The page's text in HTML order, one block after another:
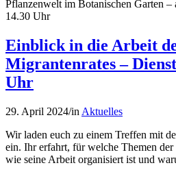
Pflanzenwelt im Botanischen Garten
14.30 Uhr
Einblick in die Arbeit
Migrantenrates –
Uhr
29. April 2024/in Aktuelles
Wir laden euch zu einem Treffen mit
ein. Ihr erfahrt, für welche Themen
wie seine Arbeit organisiert ist und